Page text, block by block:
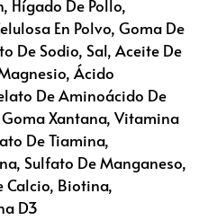
Hígado De Pollo,
En Polvo, Goma De
De Sodio, Sal, Aceite De
Ácido
De Aminoácido De
Xantana, Vitamina
De Tiamina,
Sulfato De Manganeso,
Calcio, Biotina,
D3